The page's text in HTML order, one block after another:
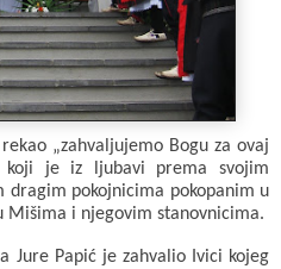
„zahvaljujemo Bogu za ovaj
je iz ljubavi prema svojim
dragim pokojnicima pokopanim u
Mišima i njegovim stanovnicima.
Jure Papić je zahvalio Ivici kojeg